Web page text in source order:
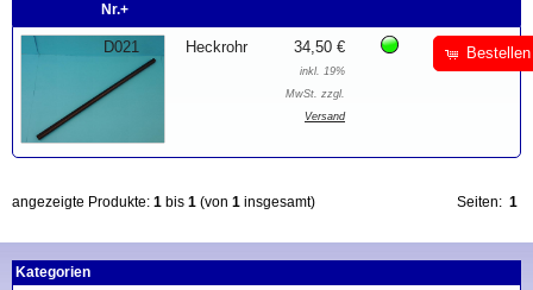
Nr.+
D021 Heckrohr 34,50 €
inkl. 19%
MwSt. zzgl.
Versand
Bestellen
Seiten: 1
angezeigte Produkte: 1 bis 1 (von 1 insgesamt)
Kategorien